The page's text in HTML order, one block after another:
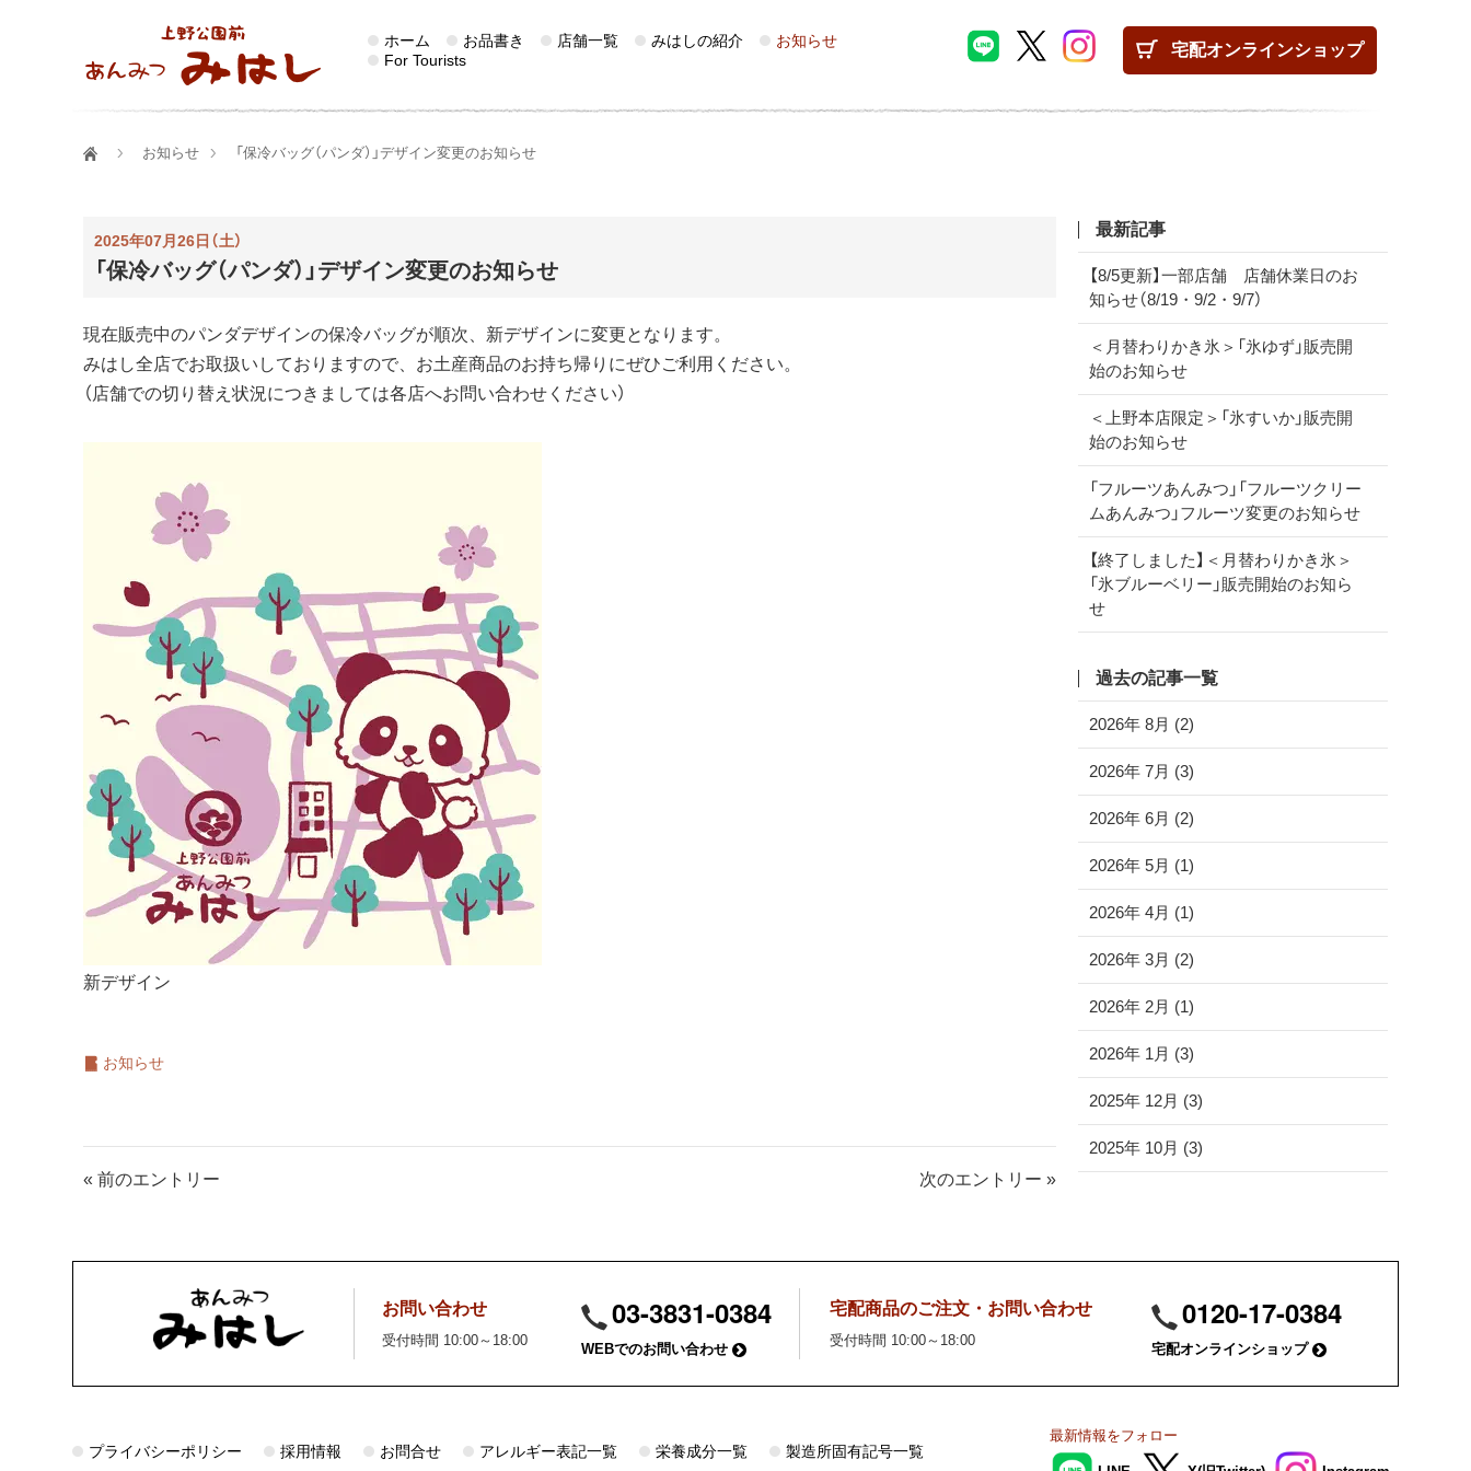
ホーム お品書き 店舗一覧 みはしの紹介
お知らせ
For Tourists
宅配オンラインショップ
お知らせ 「保冷バッグ（パンダ）」デザイン変更のお知らせ
2025年07月26日（土）
「保冷バッグ（パンダ）」デザイン変更のお知らせ
現在販売中のパンダデザインの保冷バッグが順次、新デザインに変更となります。
みはし全店でお取扱いしておりますので、お土産商品のお持ち帰りにぜひご利用ください。
（店舗での切り替え状況につきましては各店へお問い合わせください）
新デザイン
お知らせ
« 前のエントリー 次のエントリー »
最新記事
【8/5更新】一部店舗 店舗休業日のお
知らせ（8/19・9/2・9/7）
＜月替わりかき氷＞「氷ゆず」販売開
始のお知らせ
＜上野本店限定＞「氷すいか」販売開
始のお知らせ
「フルーツあんみつ」「フルーツクリー
ムあんみつ」フルーツ変更のお知らせ
【終了しました】＜月替わりかき氷＞
「氷ブルーベリー」販売開始のお知ら
せ
過去の記事一覧
2026年 8月 (2)
2026年 7月 (3)
2026年 6月 (2)
2026年 5月 (1)
2026年 4月 (1)
2026年 3月 (2)
2026年 2月 (1)
2026年 1月 (3)
2025年 12月 (3)
2025年 10月 (3)
お問い合わせ
受付時間 10:00～18:00
03-3831-0384
WEBでのお問い合わせ
宅配商品のご注文・お問い合わせ
受付時間 10:00～18:00
0120-17-0384
宅配オンラインショップ
プライバシーポリシー 採用情報 お問合せ アレルギー表記一覧 栄養成分一覧 製造所固有記号一覧
最新情報をフォロー